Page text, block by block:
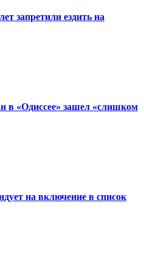
запретили ездить на
в «Одиссее» зашел «слишком
на включение в список